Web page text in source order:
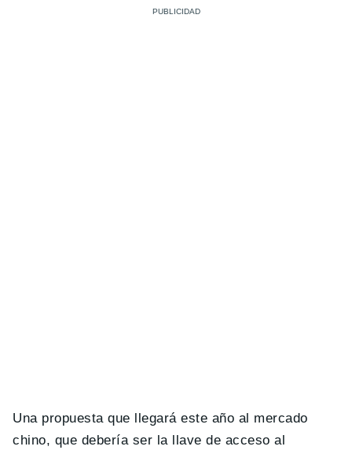
Una propuesta que llegará este año al mercado
chino, que debería ser la llave de acceso al